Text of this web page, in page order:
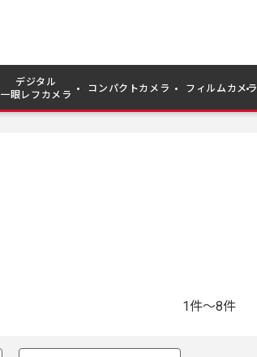
デジタル
一眼レフカメラ
コンパクトカメラ フィルムカメラ
1件～8件